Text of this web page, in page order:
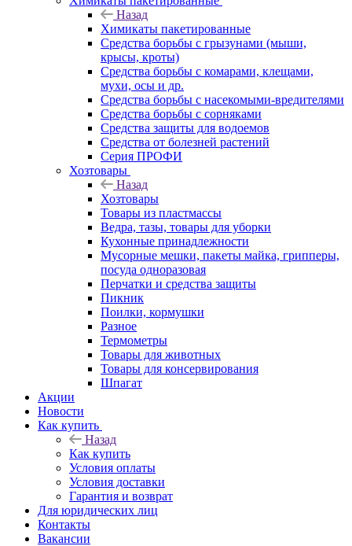
Назад
Химикаты пакетированные
Средства борьбы с грызунами (мыши,
крысы, кроты)
Средства борьбы с комарами, клещами,
мухи, осы и др.
Средства борьбы с насекомыми-вредителями
Средства борьбы с сорняками
Средства защиты для водоемов
Средства от болезней растений
Серия ПРОФИ
Хозтовары
Назад
Хозтовары
Товары из пластмассы
Ведра, тазы, товары для уборки
Кухонные принадлежности
Мусорные мешки, пакеты майка, грипперы,
посуда одноразовая
Перчатки и средства защиты
Пикник
Поилки, кормушки
Разное
Термометры
Товары для животных
Товары для консервирования
Шпагат
Акции
Новости
Как купить
Назад
Как купить
Условия оплаты
Условия доставки
Гарантия и возврат
Для юридических лиц
Контакты
Вакансии